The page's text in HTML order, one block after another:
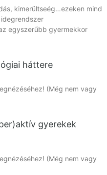
kimerültseég…ezeken mind
egyszerűbb gyermekkor
háttere
(Még nem vagy
gyerekek
(Még nem vagy